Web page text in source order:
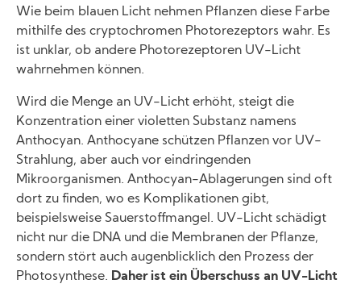
Wie beim blauen Licht nehmen Pflanzen diese Farbe
mithilfe des cryptochromen Photorezeptors wahr. Es
ist unklar, ob andere Photorezeptoren UV-Licht
wahrnehmen können.
Wird die Menge an UV-Licht erhöht, steigt die
Konzentration einer violetten Substanz namens
Anthocyan. Anthocyane schützen Pflanzen vor UV-
Strahlung, aber auch vor eindringenden
Mikroorganismen. Anthocyan-Ablagerungen sind oft
dort zu finden, wo es Komplikationen gibt,
beispielsweise Sauerstoffmangel. UV-Licht schädigt
nicht nur die DNA und die Membranen der Pflanze,
sondern stört auch augenblicklich den Prozess der
Photosynthese. Daher ist ein Überschuss an UV-Licht